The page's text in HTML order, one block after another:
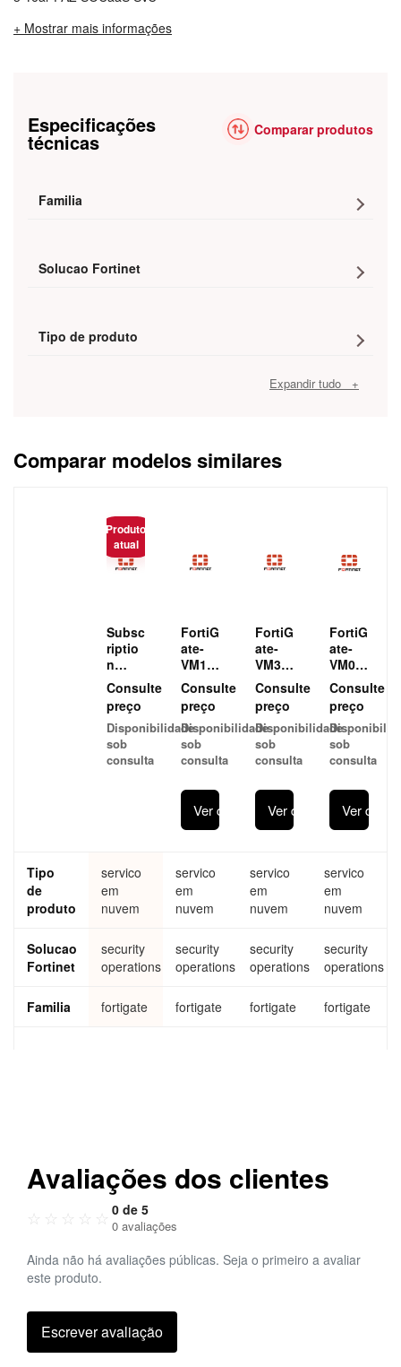
+ Mostrar mais informações
Especificações
técnicas Comparar produtos
Familia
Solucao Fortinet
Tipo de produto
Expandir tudo +
Comparar modelos similares
Produto
atual
Subsc
riptio
n
Licen
se for
FortiG
ate-
VM (4
CPU)
mana
ged
log
incide
nt
and
SOC
Consulte
preço
Disponibilidade
sob
consulta
FortiG
ate-
VM16
V
SOCa
aS:
24x7
cloud
-
mana
ged
log
incide
nt
triage
escal
ation
e
Consulte
preço
Disponibilidade
sob
consulta
Ver detalhes
FortiG
ate-
VM32
V
SOCa
aS:
24x7
cloud
-
mana
ged
log
incide
nt
triage
escal
ation
e
Consulte
preço
Disponibilidade
sob
consulta
Ver detalhes
FortiG
ate-
VM01
V
SOCa
aS:
24x7
cloud-
based
ged
log
monit
nt
triage
and
tion
servic
Consulte
preço
sob
consulta
Ver
Tipo
de
produto
servico
em
nuvem
servico
em
nuvem
servico
em
nuvem
servico
em
nuvem
Solucao
Fortinet
security
operations
security
operations
security
operations
security
operations
Familia fortigate fortigate fortigate fortigate
Avaliações dos clientes
☆ ☆ ☆ ☆ ☆ 0 de 5
0 avaliações
Ainda não há avaliações públicas. Seja o primeiro a avaliar
este produto.
Escrever avaliação